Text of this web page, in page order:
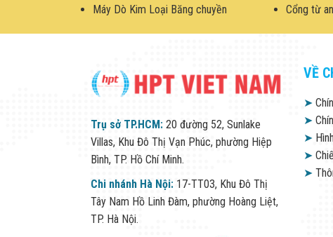
Máy Dò Kim Loại Băng chuyền
Cổng từ
Trụ sở TP.HCM: 20 đường 52, Sunlake
Villas, Khu Đô Thị Vạn Phúc, phường Hiệp
Bình, TP. Hồ Chí Minh.
Chi nhánh Hà Nội: 17-TT03, Khu Đô Thị
Tây Nam Hồ Linh Đàm, phường Hoàng Liệt,
TP. Hà Nội.
VỀ
➤
➤
➤
➤
➤